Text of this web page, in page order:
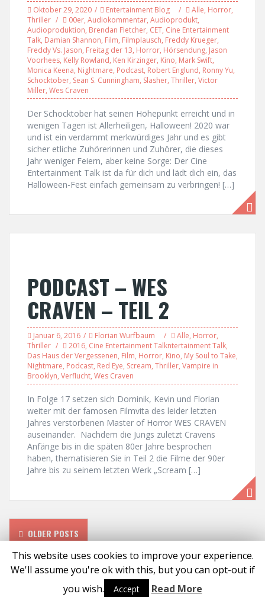
Oktober 29, 2020 Entertainment Blog Alle, Horror,
Thriller
00er, Audiokommentar, Audioprodukt,
Audioproduktion, Brendan Fletcher, CET, Cine Entertainment
Talk, Damian Shannon, Film, Filmplausch, Freddy Krueger,
Freddy Vs. Jason, Freitag der 13, Horror, Hörsendung, Jason
Voorhees, Kelly Rowland, Ken Kirzinger, Kino, Mark Swift,
Monica Keena, Nightmare, Podcast, Robert Englund, Ronny Yu,
Schocktober, Sean S. Cunningham, Slasher, Thriller, Victor
Miller, Wes Craven
Der Schocktober hat seinen Höhepunkt erreicht und in
wenigen Tagen ist Allerheiligen, Halloween! 2020 war
und ist ein verdammt merkwürdiges Jahr und es gibt
sicher etliche Zuhörerinnen und Zuhörer, die dieses
Jahr weniger Feiern, aber keine Sorge: Der Cine
Entertainment Talk ist da für dich und lädt dich ein, das
Halloween-Fest einfach gemeinsam zu verbringen! […]
PODCAST – WES
CRAVEN – TEIL 2
Januar 6, 2016 Florian Wurfbaum Alle, Horror,
Thriller
2016, Cine Entertainment Talkntertainment Talk,
Das Haus der Vergessenen, Film, Horror, Kino, My Soul to Take,
Nightmare, Podcast, Red Eye, Scream, Thriller, Vampire in
Brooklyn, Verflucht, Wes Craven
In Folge 17 setzen sich Dominik, Kevin und Florian
weiter mit der famosen Filmvita des leider letzten
Jahres verstorbenen Master of Horror WES CRAVEN
auseinander. Nachdem die Jungs zuletzt Cravens
Anfänge bis in die späten 80er Jahre besprochen
haben, thematisieren Sie in Teil 2 die Filme der 90er
Jahre bis zu seinem letzten Werk „Scream […]
P
o
OLDER POSTS
Proudly powered by WordPress |Theme: Solon by aThemes
This website uses cookies to improve your experience.
We'll assume you're ok with this, but you can opt-out if
you wish.
Accept Read More